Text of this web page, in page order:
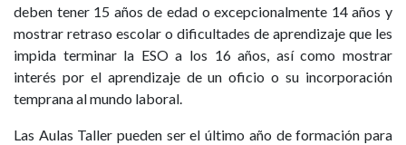
deben tener 15 años de edad o excepcionalmente 14 años y
mostrar retraso escolar o dificultades de aprendizaje que les
impida terminar la ESO a los 16 años, así como mostrar
interés por el aprendizaje de un oficio o su incorporación
temprana al mundo laboral.
Las Aulas Taller pueden ser el último año de formación para